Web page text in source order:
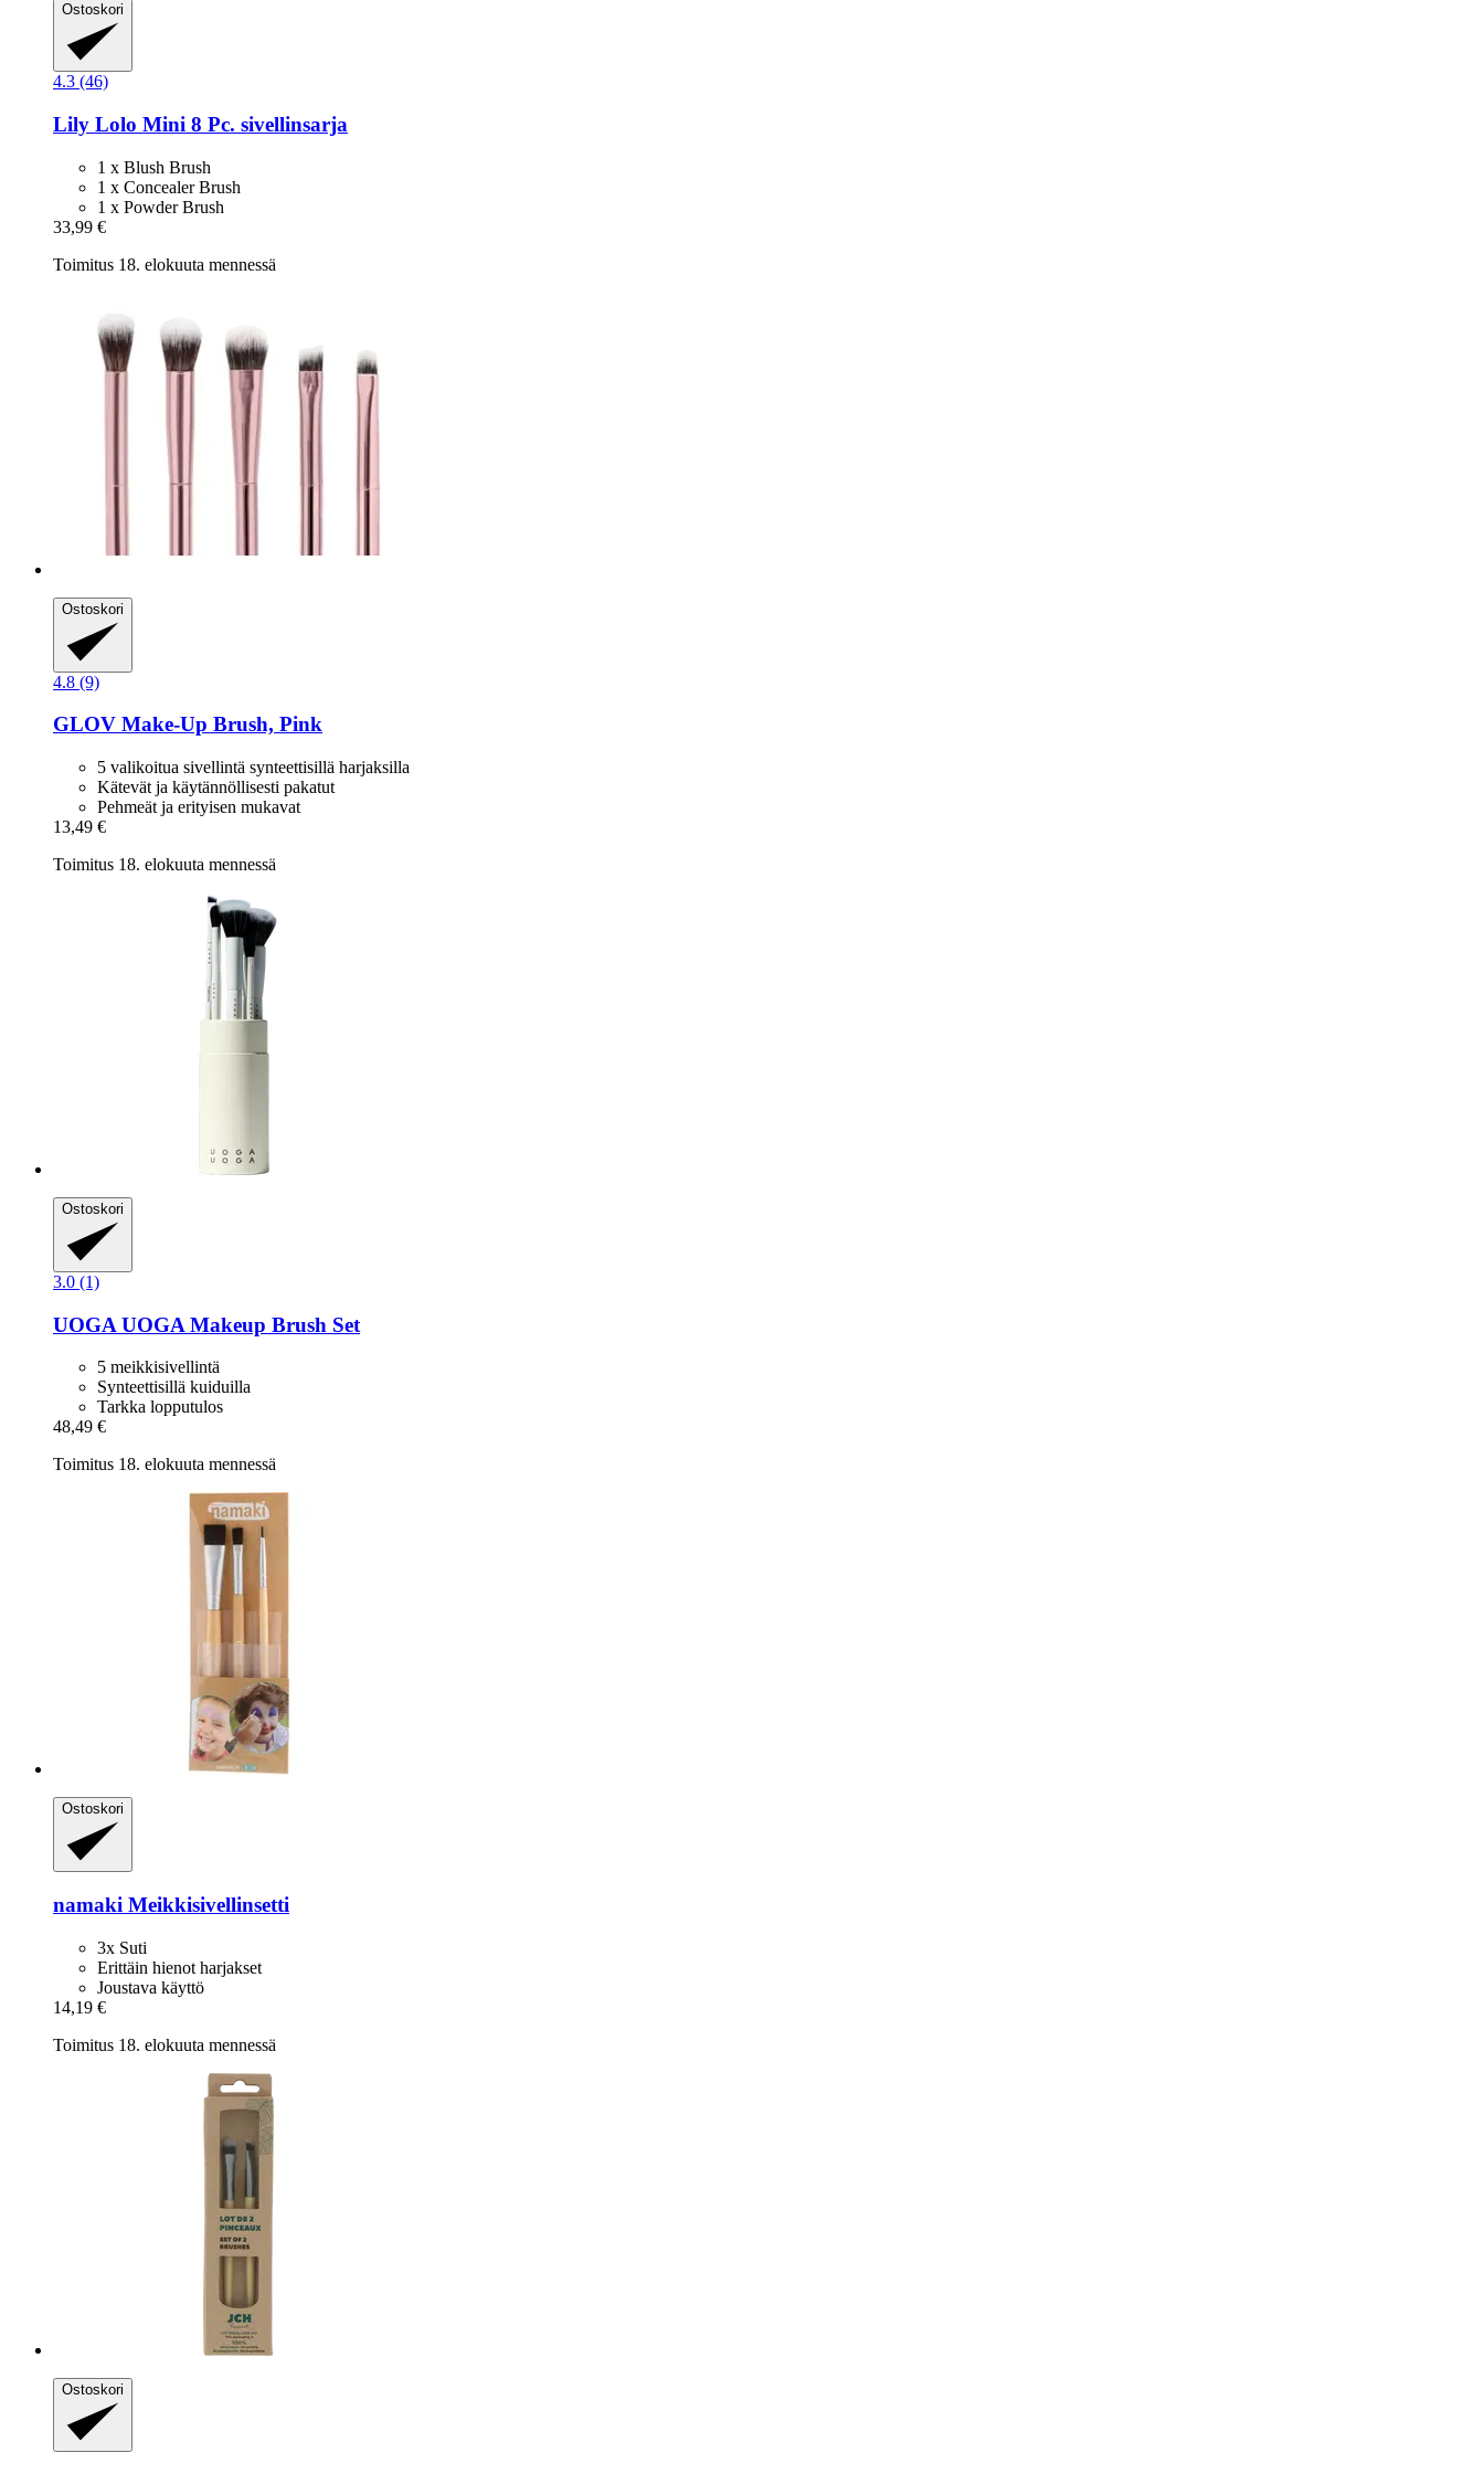
Ostoskori
4.3 (46)
Lily Lolo Mini 8 Pc. sivellinsarja
1 x Blush Brush
1 x Concealer Brush
1 x Powder Brush
33,99 €
Toimitus 18. elokuuta mennessä
Ostoskori
4.8 (9)
GLOV Make-​Up Brush, Pink
5 valikoitua sivellintä synteettisillä harjaksilla
Kätevät ja käytännöllisesti pakatut
Pehmeät ja erityisen mukavat
13,49 €
Toimitus 18. elokuuta mennessä
Ostoskori
3.0 (1)
UOGA UOGA Makeup Brush Set
5 meikkisivellintä
Synteettisillä kuiduilla
Tarkka lopputulos
48,49 €
Toimitus 18. elokuuta mennessä
Ostoskori
namaki Meikkisivellinsetti
3x Suti
Erittäin hienot harjakset
Joustava käyttö
14,19 €
Toimitus 18. elokuuta mennessä
Ostoskori